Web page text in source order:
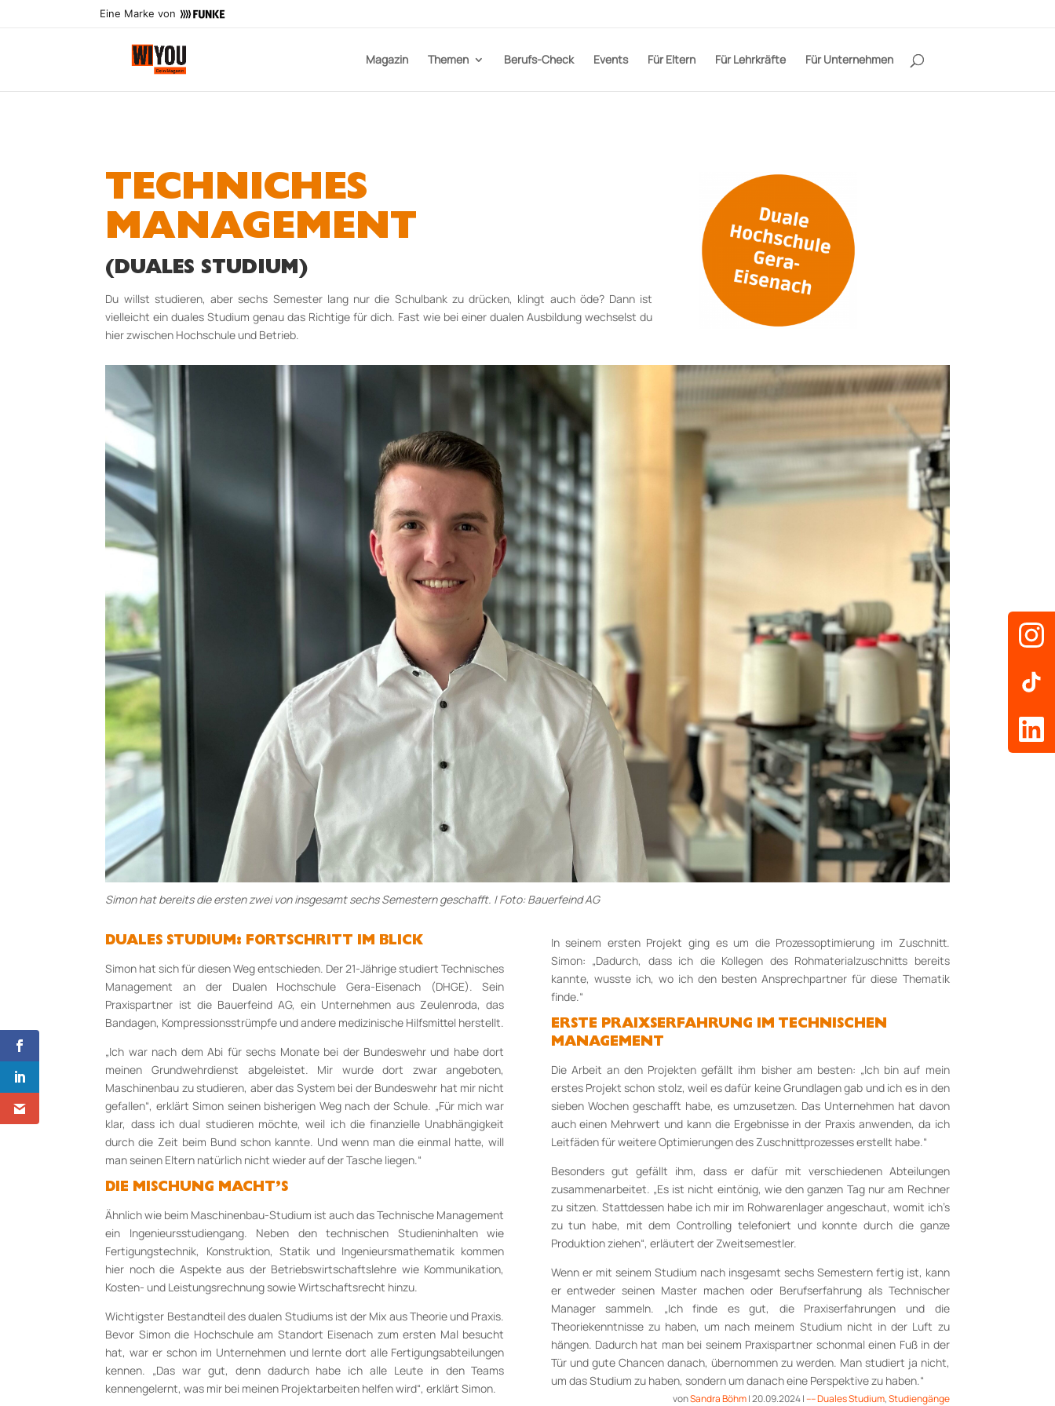
Eine Marke von
Magazin Themen Berufs-Check Events Für Eltern Für Lehrkräfte Für Unternehmen
TECHNICHES
MANAGEMENT
(DUALES STUDIUM)
Du willst studieren, aber sechs Semester lang nur die Schulbank zu drücken, klingt auch öde? Dann ist
vielleicht ein duales Studium genau das Richtige für dich. Fast wie bei einer dualen Ausbildung wechselst du
hier zwischen Hochschule und Betrieb.
Simon hat bereits die ersten zwei von insgesamt sechs Semestern geschafft. | Foto: Bauerfeind AG
DUALES STUDIUM: FORTSCHRITT IM BLICK
Simon hat sich für diesen Weg entschieden. Der 21-Jährige studiert Technisches
Management an der Dualen Hochschule Gera-Eisenach (DHGE). Sein
Praxispartner ist die Bauerfeind AG, ein Unternehmen aus Zeulenroda, das
Bandagen, Kompressionsstrümpfe und andere medizinische Hilfsmittel herstellt.
„Ich war nach dem Abi für sechs Monate bei der Bundeswehr und habe dort
meinen Grundwehrdienst abgeleistet. Mir wurde dort zwar angeboten,
Maschinenbau zu studieren, aber das System bei der Bundeswehr hat mir nicht
gefallen“, erklärt Simon seinen bisherigen Weg nach der Schule. „Für mich war
klar, dass ich dual studieren möchte, weil ich die finanzielle Unabhängigkeit
durch die Zeit beim Bund schon kannte. Und wenn man die einmal hatte, will
man seinen Eltern natürlich nicht wieder auf der Tasche liegen.“
DIE MISCHUNG MACHT’S
Ähnlich wie beim Maschinenbau-Studium ist auch das Technische Management
ein Ingenieursstudiengang. Neben den technischen Studieninhalten wie
Fertigungstechnik, Konstruktion, Statik und Ingenieursmathematik kommen
hier noch die Aspekte aus der Betriebswirtschaftslehre wie Kommunikation,
Kosten- und Leistungsrechnung sowie Wirtschaftsrecht hinzu.
Wichtigster Bestandteil des dualen Studiums ist der Mix aus Theorie und Praxis.
Bevor Simon die Hochschule am Standort Eisenach zum ersten Mal besucht
hat, war er schon im Unternehmen und lernte dort alle Fertigungsabteilungen
kennen. „Das war gut, denn dadurch habe ich alle Leute in den Teams
kennengelernt, was mir bei meinen Projektarbeiten helfen wird“, erklärt Simon.
In seinem ersten Projekt ging es um die Prozessoptimierung im Zuschnitt.
Simon: „Dadurch, dass ich die Kollegen des Rohmaterialzuschnitts bereits
kannte, wusste ich, wo ich den besten Ansprechpartner für diese Thematik
finde.“
ERSTE PRAIXSERFAHRUNG IM TECHNISCHEN
MANAGEMENT
Die Arbeit an den Projekten gefällt ihm bisher am besten: „Ich bin auf mein
erstes Projekt schon stolz, weil es dafür keine Grundlagen gab und ich es in den
sieben Wochen geschafft habe, es umzusetzen. Das Unternehmen hat davon
auch einen Mehrwert und kann die Ergebnisse in der Praxis anwenden, da ich
Leitfäden für weitere Optimierungen des Zuschnittprozesses erstellt habe.“
Besonders gut gefällt ihm, dass er dafür mit verschiedenen Abteilungen
zusammenarbeitet. „Es ist nicht eintönig, wie den ganzen Tag nur am Rechner
zu sitzen. Stattdessen habe ich mir im Rohwarenlager angeschaut, womit ich’s
zu tun habe, mit dem Controlling telefoniert und konnte durch die ganze
Produktion ziehen“, erläutert der Zweitsemestler.
Wenn er mit seinem Studium nach insgesamt sechs Semestern fertig ist, kann
er entweder seinen Master machen oder Berufserfahrung als Technischer
Manager sammeln. „Ich finde es gut, die Praxiserfahrungen und die
Theoriekenntnisse zu haben, um nach meinem Studium nicht in der Luft zu
hängen. Dadurch hat man bei seinem Praxispartner schonmal einen Fuß in der
Tür und gute Chancen danach, übernommen zu werden. Man studiert ja nicht,
um das Studium zu haben, sondern um danach eine Perspektive zu haben.“
vonSandra Böhm|20.09.2024|–– Duales Studium,Studiengänge